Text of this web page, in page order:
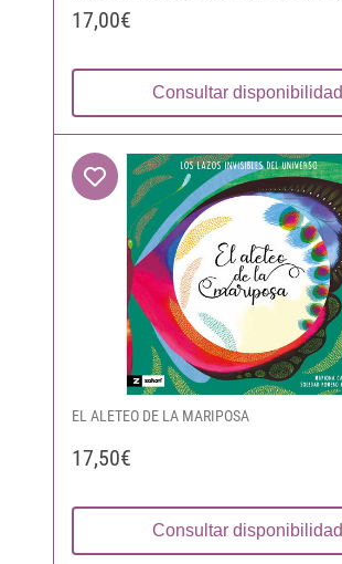
17,00€
Consultar disponibilidad
EL ALETEO DE LA MARIPOSA
17,50€
Consultar disponibilidad